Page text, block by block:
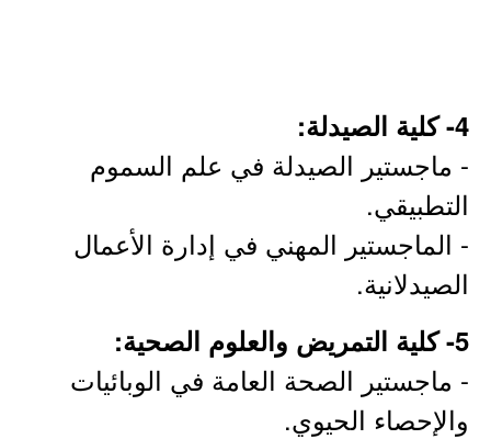
4- كلية الصيدلة:
- ماجستير الصيدلة في علم السموم
التطبيقي.
- الماجستير المهني في إدارة الأعمال
الصيدلانية.
5- كلية التمريض والعلوم الصحية:
- ماجستير الصحة العامة في الوبائيات
والإحصاء الحيوي.